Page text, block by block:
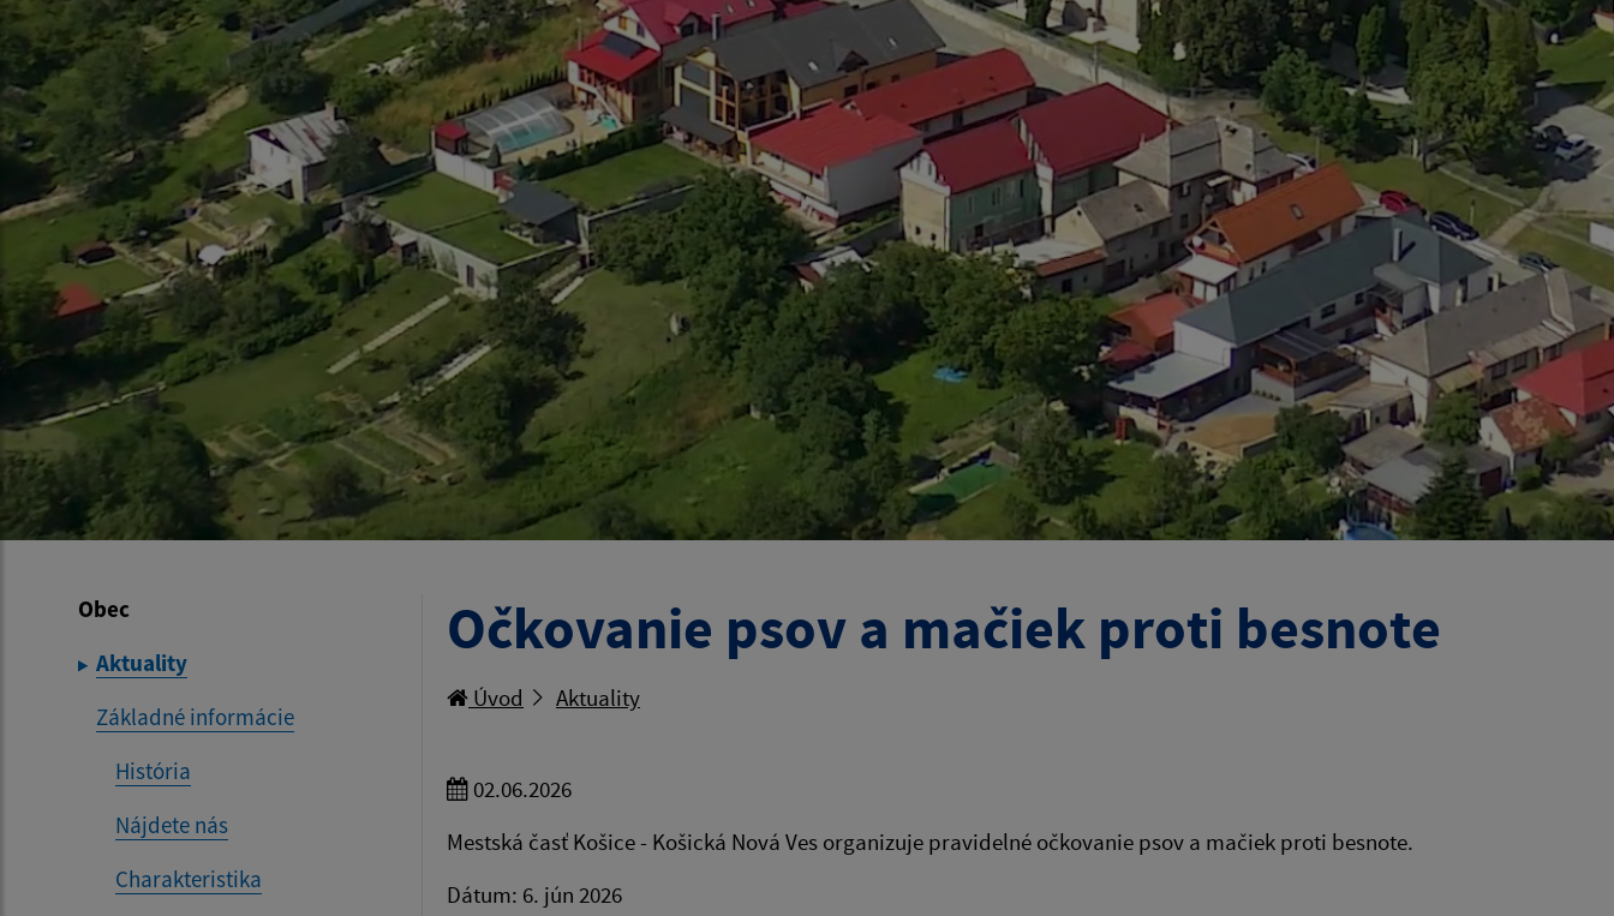
Obec
Aktuality
Základné informácie
História
Nájdete nás
Charakteristika
Očkovanie psov a mačiek proti besnote
Úvod Aktuality
02.06.2026
Mestská časť Košice - Košická Nová Ves organizuje pravidelné očkovanie psov a mačiek proti besnote.
Dátum: 6. jún 2026